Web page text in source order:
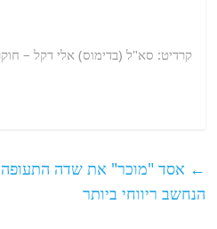
קרדיט: סא"ל (בדימוס) אלי דקל –
← אסד "מוכר" את שדה התעופה
הנחשב ריווחי ביותר